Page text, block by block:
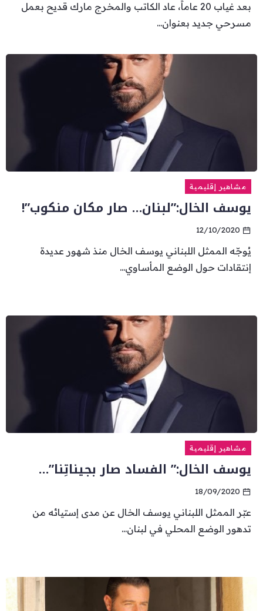
بعد غياب 20 عاماً، عاد الكاتب والمخرج مارك قديح بعمل
مسرحي جديد بعنوان...
مشاهير إقليمية
يوسف الخال:”لبنان… صار مكان منكوب”!
12/10/2020
يُوجّه الممثل اللبناني يوسف الخال منذ شهور عديدة
إنتقادات حول الوضع المأساوي...
مشاهير إقليمية
يوسف الخال:” الفساد صار بجيناتِنا”…
18/09/2020
عبّر الممثل اللبناني يوسف الخال عن مدى إستيائه من
تدهور الوضع المحلي في لبنان...